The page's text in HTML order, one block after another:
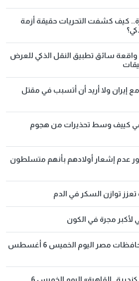
كيف كشفت التحريات حقيقة أزمة
واقعة سائق تطبيق النقل الذكي للعرض
إيران ولا أريد أن أتسبب في مقتل
في كييف وسط تحذيرات من هجوم
عدم إشعار أولادهم بأنهم متسلطون
توازن السكر في الدم
لأكبر مجرة في الكون
مواقيت الصلاة في محافظات مصر اليوم الخميس 6 أغسطس
مواعيد قطارات «الإسكندرية ـ القاهرة» اليوم الخميس 6